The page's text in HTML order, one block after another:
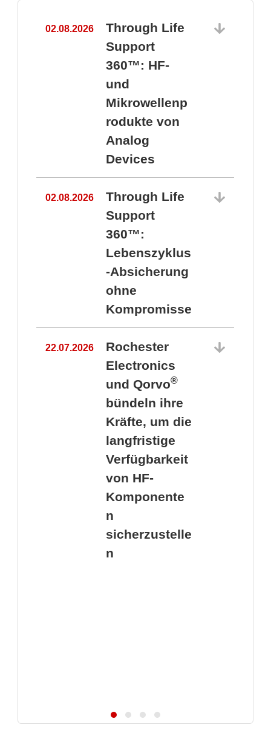
02.08.2026
Through Life
Support
360™: HF-
und
Mikrowellenp
rodukte von
Analog
Devices
02.08.2026
Through Life
Support
360™:
Lebenszyklus
-Absicherung
ohne
Kompromisse
22.07.2026
Rochester
Electronics
und Qorvo®
bündeln ihre
Kräfte, um die
langfristige
Verfügbarkeit
von HF-
Komponente
n
sicherzustelle
n